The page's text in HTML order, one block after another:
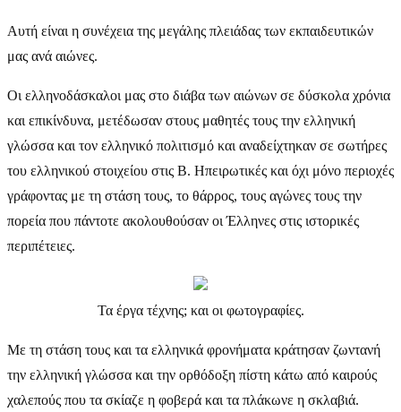
Αυτή είναι η συνέχεια της μεγάλης πλειάδας των εκπαιδευτικών
μας ανά αιώνες.
Οι ελληνοδάσκαλοι μας στο διάβα των αιώνων σε δύσκολα χρόνια
και επικίνδυνα, μετέδωσαν στους μαθητές τους την ελληνική
γλώσσα και τον ελληνικό πολιτισμό και αναδείχτηκαν σε σωτήρες
του ελληνικού στοιχείου στις Β. Ηπειρωτικές και όχι μόνο περιοχές
γράφοντας με τη στάση τους, το θάρρος, τους αγώνες τους την
πορεία που πάντοτε ακολουθούσαν οι Έλληνες στις ιστορικές
περιπέτειες.
Τα έργα τέχνης; και οι φωτογραφίες.
Με τη στάση τους και τα ελληνικά φρονήματα κράτησαν ζωντανή
την ελληνική γλώσσα και την ορθόδοξη πίστη κάτω από καιρούς
χαλεπούς που τα σκίαζε η φοβερά και τα πλάκωνε η σκλαβιά.